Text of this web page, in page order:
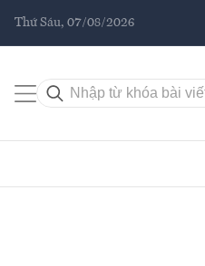
Thứ Sáu, 07/08/2026